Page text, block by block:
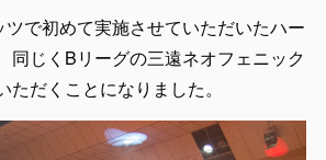
で初めて実施させていただいたハー
同じくBリーグの三遠ネオフェニック
だくことになりました。